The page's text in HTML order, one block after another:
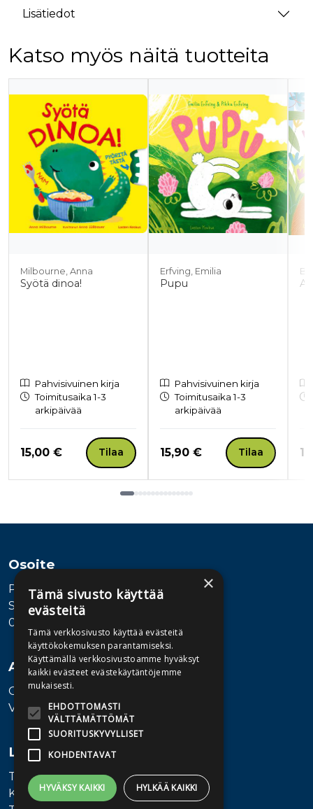
Lisätiedot
Katso myös näitä tuotteita
Tuoteluettelon alku
Milbourne, Anna
Syötä dinoa!
Pahvisivuinen kirja
Toimitusaika 1-3
arkipäivää
Hinta nyt
15,00 € Tilaa
Erfving, Emilia
Pupu
Pahvisivuinen kirja
Toimitusaika 1-3
arkipäivää
Hinta nyt
15,90 € Tilaa
Osoite
Publiva Oy
Sörnäistenkatu 1
00580 Helsinki
Asiakaspalvelu
Ota yhteyttä
Vaihde: 010 345100
Lisätietoa
Toimitusehdot
Käyttöohjeet
×
Tämä sivusto käyttää
evästeitä
Tämä verkkosivusto käyttää evästeitä
käyttökokemuksen parantamiseksi.
Käyttämällä verkkosivustoamme hyväksyt
kaikki evästeet evästekäytäntöjemme
mukaisesti.
EHDOTTOMASTI
VÄLTTÄMÄTTÖMÄT
SUORITUSKYVYLLISET
KOHDENTAVAT
HYVÄKSY KAIKKI HYLKÄÄ KAIKKI